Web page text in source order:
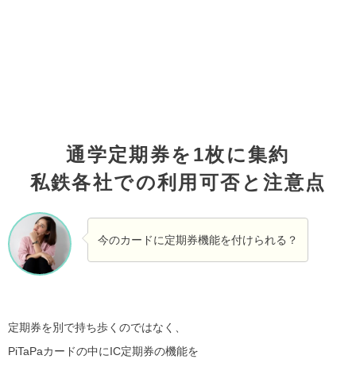
通学定期券を1枚に集約
私鉄各社での利用可否と注意点
今のカードに定期券機能を付けられる？
定期券を別で持ち歩くのではなく、
PiTaPaカードの中にIC定期券の機能を